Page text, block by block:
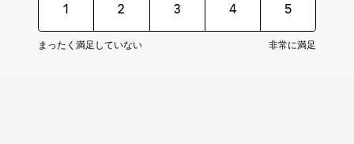
1 2 3 4 5
まったく満足していない 非常に満足